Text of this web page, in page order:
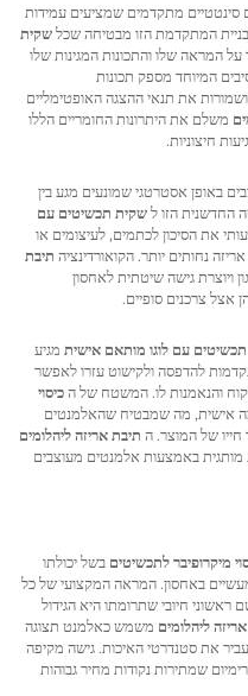
מתקדמים שמציעים עמידות
בניית המתקדמת הזו מבטיחה שכלשקית
המראה שלו והתכונות המגינות שלו
המיוחד מספק תכונות
את תנאי ההצגה האופטימליים
משלם את היתרונות החומריים הללו
חיצוניות.
באופן אסטרטגי שמונעים מגע בין
החדשנית הזו לשקית תכשיטים עם
את הסיכון לכתמים, לעיצומים או
נחותים יותר. הקואורדינציה תיבת
ויוצרת גישה שיטתית לאחסון
עם לוגו מותאם אישית מגיע
להדפסה ולקישוט עזרו לאפשר
והנאמנות לו. המשטח של הכיסוי
אישית, מה שמבטיח שהאלמנטים
חייו של המוצר. ה תיבת אריזה ליהלומים
מותגית באמצעות אלמנטים מעוצבים
מיקרופיבר לתכשיטים בשל יכולתו
באחסון. המראה המקצועי של כל
ראשוני חיובי שתרומתו היא הגידול
ליהלומים משמש כאלמנט תצוגה
את סטנדרטי האיכות. גישה מקיפה
שמתירות נקודות מחיר גבוהות